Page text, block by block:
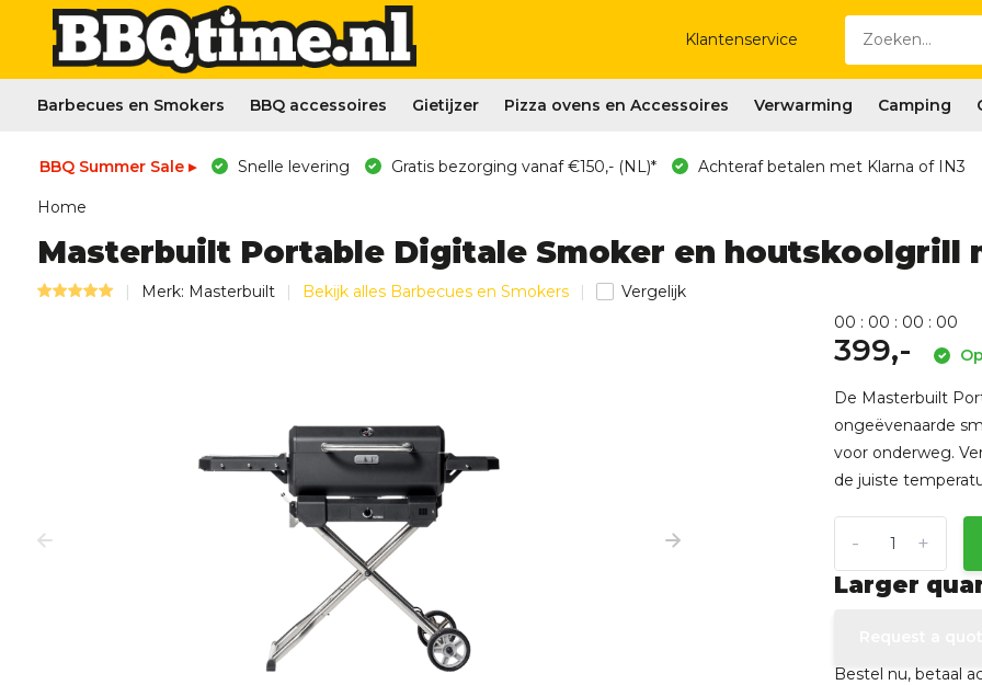
Klantenservice
Barbecues en Smokers BBQ accessoires Gietijzer Pizza ovens en Accessoires Verwarming Camping
BBQ Summer Sale ▸ Snelle levering Gratis bezorging vanaf €150,- (NL)* Achteraf betalen met Klarna of IN3
Home
Masterbuilt Portable Digitale Smoker en houtskoolgrill
Merk: Masterbuilt Bekijk alles Barbecues en Smokers Vergelijk
00 : 00 : 00 : 00
399,-
De Masterbuilt
ongeëvenaarde
voor onderweg.
de juiste
+
-
Larger
Bestel nu, betaal